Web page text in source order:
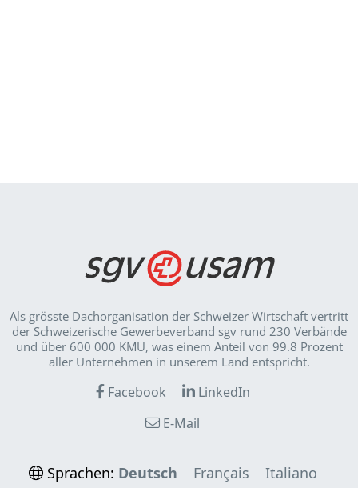
Als grösste Dachorganisation der Schweizer Wirt­schaft vertritt
der Schweizerische Gewerbeverband sgv rund 230 Verbände
und über 600 000 KMU, was einem Anteil von 99.8 Prozent
aller Unternehmen in unserem Land entspricht.
Facebook
LinkedIn
E-Mail
Sprachen: Deutsch Français
Italiano